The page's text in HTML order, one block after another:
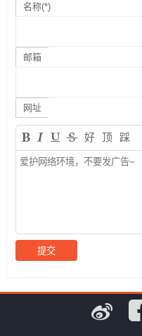
名称(*)
邮箱
网址
好 顶 踩